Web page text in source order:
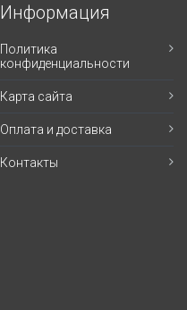
Информация
Политика
конфиденциальности
Карта сайта
Оплата и доставка
Контакты